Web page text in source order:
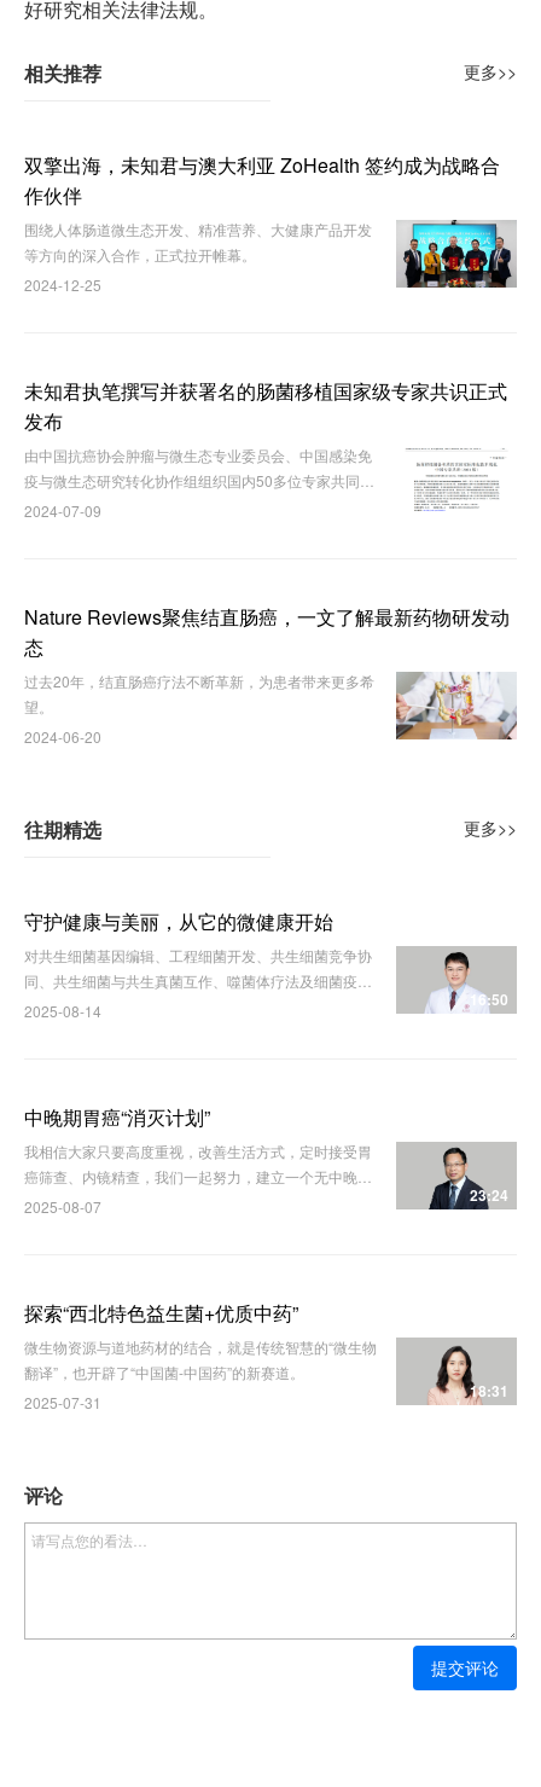
好研究相关法律法规。
相关推荐 更多>>
双擎出海，未知君与澳大利亚 ZoHealth 签约成为战略合
作伙伴
围绕人体肠道微生态开发、精准营养、大健康产品开发
等方向的深入合作，正式拉开帷幕。
2024-12-25
未知君执笔撰写并获署名的肠菌移植国家级专家共识正式
发布
由中国抗癌协会肿瘤与微生态专业委员会、中国感染免
疫与微生态研究转化协作组组织国内50多位专家共同讨
论，未知君作为专家组成员参与讨论、执笔撰写的《肠
2024-07-09
Nature Reviews聚焦结直肠癌，一文了解最新药物研发动
态
过去20年，结直肠癌疗法不断革新，为患者带来更多希
望。
2024-06-20
往期精选 更多>>
守护健康与美丽，从它的微健康开始
对共生细菌基因编辑、工程细菌开发、共生细菌竞争协
同、共生细菌与共生真菌互作、噬菌体疗法及细菌疫苗
开发，将深刻影响皮肤相关疾病的临床实践。
2025-08-14
16:50
中晚期胃癌“消灭计划”
我相信大家只要高度重视，改善生活方式，定时接受胃
癌筛查、内镜精查，我们一起努力，建立一个无中晚期
胃癌的未来！
2025-08-07
23:24
探索“西北特色益生菌+优质中药”
微生物资源与道地药材的结合，就是传统智慧的“微生物
翻译”，也开辟了“中国菌-中国药”的新赛道。
2025-07-31
18:31
评论
提交评论